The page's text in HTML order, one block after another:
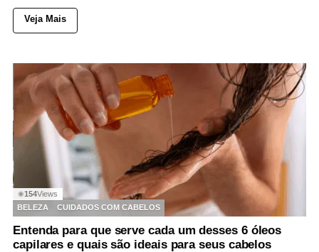
Veja Mais
◉154Views
BELEZA
CUIDADOS COM CABELOS
Entenda para que serve cada um desses 6 óleos
capilares e quais são ideais para seus cabelos